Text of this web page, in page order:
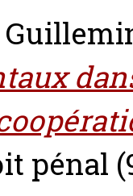
pénal